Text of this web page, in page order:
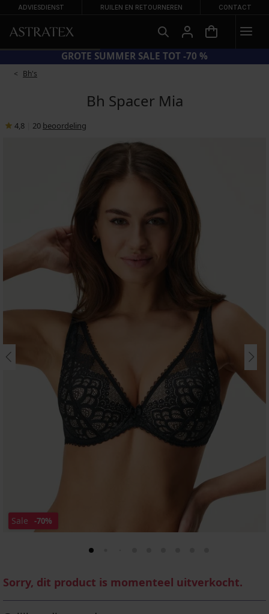
ADVIESDIENST RUILEN EN RETOURNEREN CONTACT
GROTE SUMMER SALE TOT -70 %
Bh's
Bh Spacer Mia
4,8 20 beoordeling
Sale -70%
Sorry, dit product is momenteel uitverkocht.